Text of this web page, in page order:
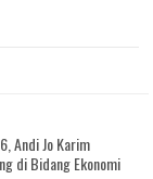
Andi Jo Karim
di Bidang Ekonomi